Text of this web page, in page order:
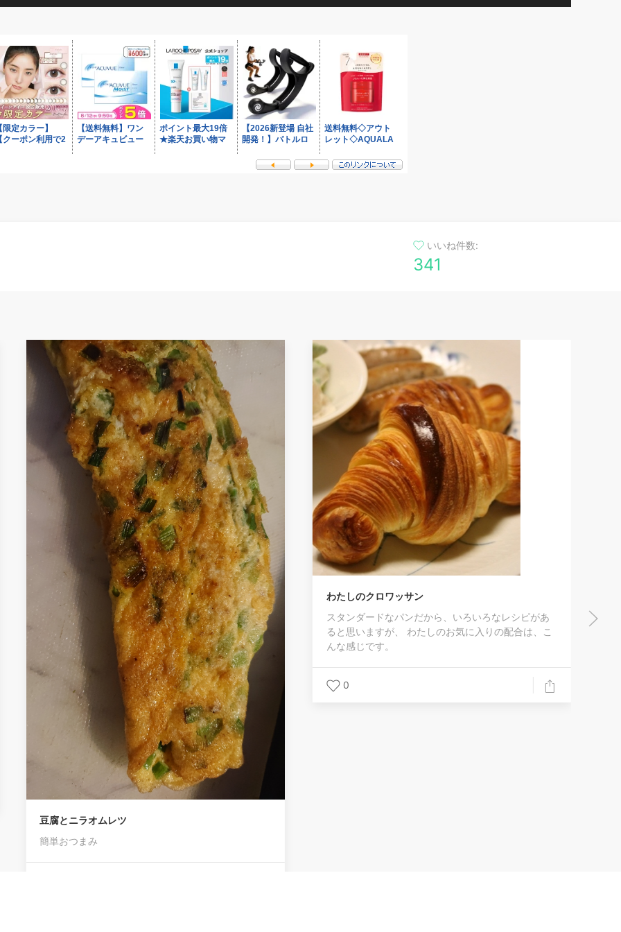
いいね件数:
341
わたしのクロワッサン
スタンダードなパンだから、いろいろなレシピがあ
ると思いますが、 わたしのお気に入りの配合は、こ
んな感じです。
プロ直伝！八宝菜
野菜がたっぷりとれるレシピです！たくさん作って
おいて、次の日は中華丼にアレンジしちゃいましょ
う♪
0